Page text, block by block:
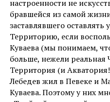
настроенности не
бравшейся из самой
заставлявшего
Территорию, если
Куваева (мы понимаем,
больше, нежели реальная
Территория (и
Лебедев жил в Певеке и
Куваева. Поэтому у них